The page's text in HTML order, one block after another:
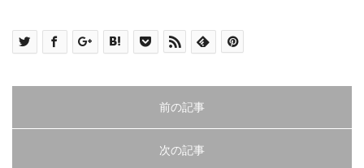
前の記事
次の記事